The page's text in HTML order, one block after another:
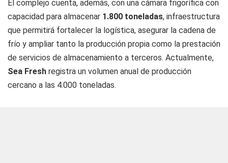
El complejo cuenta, además, con una cámara frigorífica con
capacidad para almacenar 1.800 toneladas, infraestructura
que permitirá fortalecer la logística, asegurar la cadena de
frío y ampliar tanto la producción propia como la prestación
de servicios de almacenamiento a terceros. Actualmente,
Sea Fresh registra un volumen anual de producción
cercano a las 4.000 toneladas.